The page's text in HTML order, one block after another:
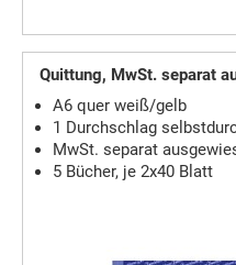
Quittung, MwSt. separat
A6 quer weiß/gelb
1 Durchschlag
MwSt. separat
5 Bücher, je 2x40 Blatt